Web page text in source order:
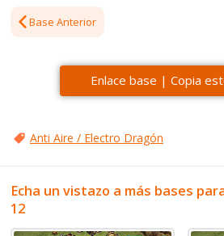
Base Anterior
Enlace base | Copia
Anti Aire / Electro Dragón
Echa un vistazo a más bases
12